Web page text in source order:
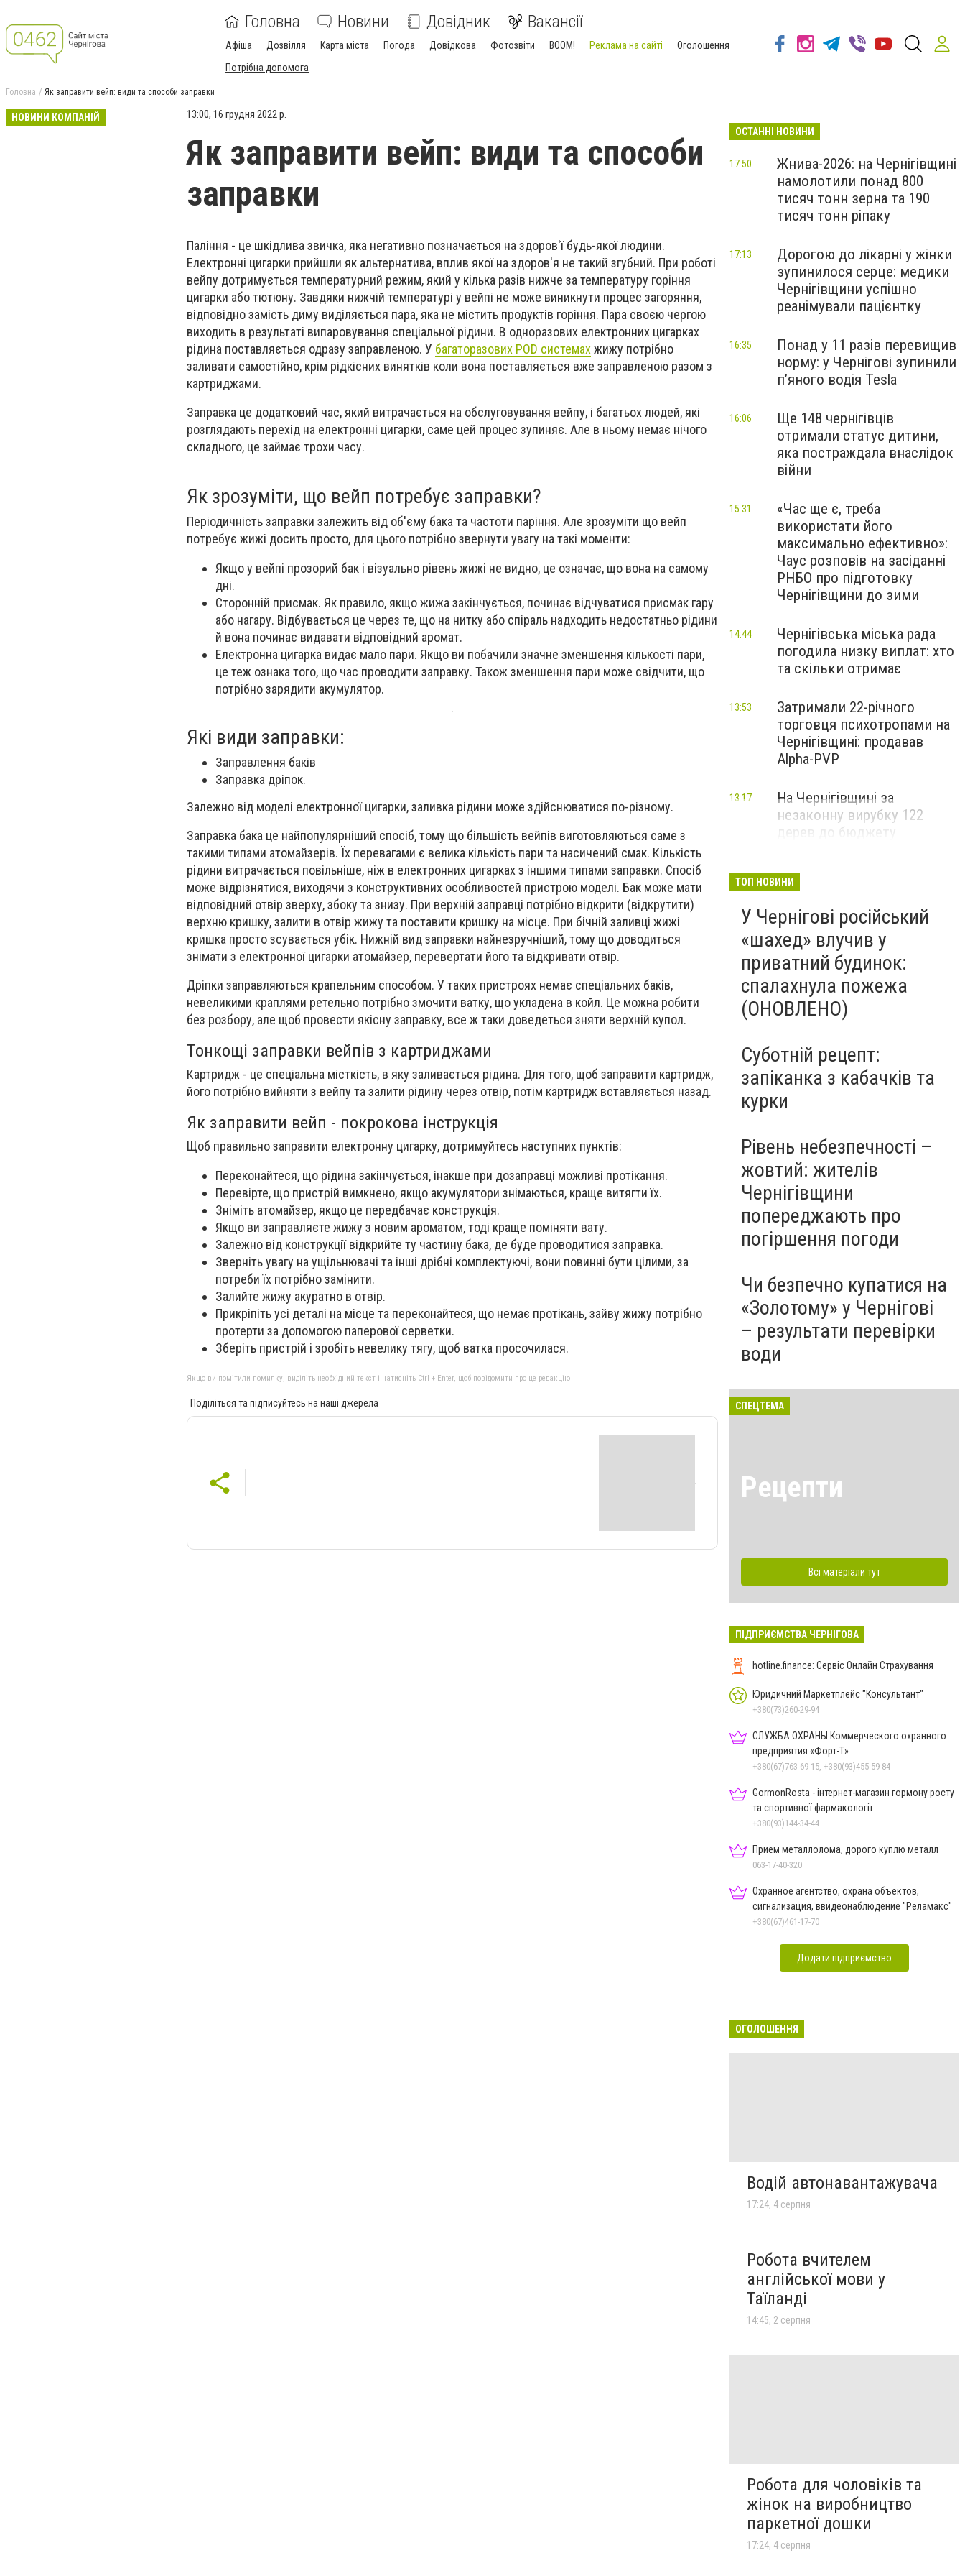
Головна Новини Довідник Вакансії
Афіша Дозвілля Карта міста Погода Довідкова Фотозвіти BOOM! Реклама на сайті
Оголошення
Потрібна допомога
Головна Як заправити вейп: види та способи заправки
НОВИНИ КОМПАНІЙ 13:00, 16 грудня 2022 р.
Як заправити вейп: види та способи
заправки
Паління - це шкідлива звичка, яка негативно позначається на здоров'ї будь-якої людини.
Електронні цигарки прийшли як альтернатива, вплив якої на здоров'я не такий згубний. При роботі
вейпу дотримується температурний режим, який у кілька разів нижче за температуру горіння
цигарки або тютюну. Завдяки нижчій температурі у вейпі не може виникнути процес загоряння,
відповідно замість диму виділяється пара, яка не містить продуктів горіння. Пара своєю чергою
виходить в результаті випаровування спеціальної рідини. В одноразових електронних цигарках
рідина поставляється одразу заправленою. У багаторазових POD системахжижу потрібно
заливати самостійно, крім рідкісних винятків коли вона поставляється вже заправленою разом з
картриджами.
Заправка це додатковий час, який витрачається на обслуговування вейпу, і багатьох людей, які
розглядають перехід на електронні цигарки, саме цей процес зупиняє. Але в ньому немає нічого
складного, це займає трохи часу.
Як зрозуміти, що вейп потребує заправки?
Періодичність заправки залежить від об'єму бака та частоти паріння. Але зрозуміти що вейп
потребує жижі досить просто, для цього потрібно звернути увагу на такі моменти:
Якщо у вейпі прозорий бак і візуально рівень жижі не видно, це означає, що вона на самому
дні.
Сторонній присмак. Як правило, якщо жижа закінчується, починає відчуватися присмак гару
або нагару. Відбувається це через те, що на нитку або спіраль надходить недостатньо рідини
й вона починає видавати відповідний аромат.
Електронна цигарка видає мало пари. Якщо ви побачили значне зменшення кількості пари,
це теж ознака того, що час проводити заправку. Також зменшення пари може свідчити, що
потрібно зарядити акумулятор.
Які види заправки:
Заправлення баків
Заправка дріпок.
Залежно від моделі електронної цигарки, заливка рідини може здійснюватися по-різному.
Заправка бака це найпопулярніший спосіб, тому що більшість вейпів виготовляються саме з
такими типами атомайзерів. Їх перевагами є велика кількість пари та насичений смак. Кількість
рідини витрачається повільніше, ніж в електронних цигарках з іншими типами заправки. Спосіб
може відрізнятися, виходячи з конструктивних особливостей пристрою моделі. Бак може мати
відповідний отвір зверху, збоку та знизу. При верхній заправці потрібно відкрити (відкрутити)
верхню кришку, залити в отвір жижу та поставити кришку на місце. При бічній заливці жижі
кришка просто зсувається убік. Нижній вид заправки найнезручніший, тому що доводиться
знімати з електронної цигарки атомайзер, перевертати його та відкривати отвір.
Дріпки заправляються крапельним способом. У таких пристроях немає спеціальних баків,
невеликими краплями ретельно потрібно змочити ватку, що укладена в койл. Це можна робити
без розбору, але щоб провести якісну заправку, все ж таки доведеться зняти верхній купол.
Тонкощі заправки вейпів з картриджами
Картридж - це спеціальна місткість, в яку заливається рідина. Для того, щоб заправити картридж,
його потрібно вийняти з вейпу та залити рідину через отвір, потім картридж вставляється назад.
Як заправити вейп - покрокова інструкція
Щоб правильно заправити електронну цигарку, дотримуйтесь наступних пунктів:
Переконайтеся, що рідина закінчується, інакше при дозаправці можливі протікання.
Перевірте, що пристрій вимкнено, якщо акумулятори знімаються, краще витягти їх.
Зніміть атомайзер, якщо це передбачає конструкція.
Якщо ви заправляєте жижу з новим ароматом, тоді краще поміняти вату.
Залежно від конструкції відкрийте ту частину бака, де буде проводитися заправка.
Зверніть увагу на ущільнювачі та інші дрібні комплектуючі, вони повинні бути цілими, за
потреби їх потрібно замінити.
Залийте жижу акуратно в отвір.
Прикріпіть усі деталі на місце та переконайтеся, що немає протікань, зайву жижу потрібно
протерти за допомогою паперової серветки.
Зберіть пристрій і зробіть невелику тягу, щоб ватка просочилася.
Якщо ви помітили помилку, виділіть необхідний текст і натисніть Ctrl + Enter, щоб повідомити про це редакцію
Поділіться та підписуйтесь на наші джерела
ОСТАННІ НОВИНИ
Жнива-2026: на Чернігівщині
намолотили понад 800
тисяч тонн зерна та 190
тисяч тонн ріпаку
17:50
Дорогою до лікарні у жінки
зупинилося серце: медики
Чернігівщини успішно
реанімували пацієнтку
17:13
Понад у 11 разів перевищив
норму: у Чернігові зупинили
пʼяного водія Tesla
16:35
Ще 148 чернігівців
отримали статус дитини,
яка постраждала внаслідок
війни
16:06
«Час ще є, треба
використати його
максимально ефективно»:
Чаус розповів на засіданні
РНБО про підготовку
Чернігівщини до зими
15:31
Чернігівська міська рада
погодила низку виплат: хто
та скільки отримає
14:44
Затримали 22-річного
торговця психотропами на
Чернігівщині: продавав
Alpha-PVP
13:53
На Чернігівщині за
незаконну вирубку 122
дерев до бюджету
13:17
ТОП НОВИНИ
У Чернігові російський
«шахед» влучив у
приватний будинок:
спалахнула пожежа
(ОНОВЛЕНО)
Суботній рецепт:
запіканка з кабачків та
курки
Рівень небезпечності –
жовтий: жителів
Чернігівщини
попереджають про
погіршення погоди
Чи безпечно купатися на
«Золотому» у Чернігові
– результати перевірки
води
СПЕЦТЕМА
Рецепти
Всі матеріали тут
ПІДПРИЄМСТВА ЧЕРНІГОВА
hotline.finance: Сервіс Онлайн Страхування
Юридичний Маркетплейс "Консультант"
+380(73)260-29-94
СЛУЖБА ОХРАНЫ Коммерческого охранного
предприятия «Форт-Т»
+380(67)763-69-15, +380(93)455-59-84
GormonRosta - інтернет-магазин гормону росту
та спортивної фармакології
+380(93)144-34-44
Прием металлолома, дорого куплю металл
063-17-40-320
Охранное агентство, охрана объектов,
сигнализация, ввидеонаблюдение "Реламакс"
+380(67)461-17-70
Додати підприємство
ОГОЛОШЕННЯ
Водій автонавантажувача
17:24, 4 серпня
Робота вчителем
англійської мови у
Таїланді
14:45, 2 серпня
Робота для чоловіків та
жінок на виробництво
паркетної дошки
17:24, 4 серпня